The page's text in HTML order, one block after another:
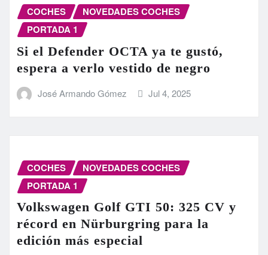
COCHES
NOVEDADES COCHES
PORTADA 1
Si el Defender OCTA ya te gustó,
espera a verlo vestido de negro
José Armando Gómez Jul 4, 2025
COCHES
NOVEDADES COCHES
PORTADA 1
Volkswagen Golf GTI 50: 325 CV y
récord en Nürburgring para la
edición más especial